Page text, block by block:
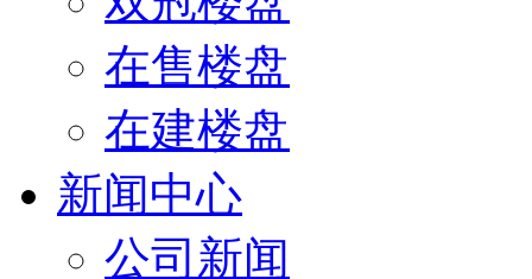
在售楼盘
在建楼盘
新闻中心
公司新闻